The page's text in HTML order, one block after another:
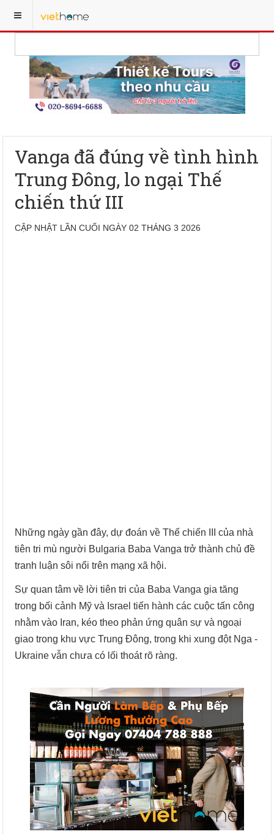
Vanga đã đúng về tình hình
Trung Đông, lo ngại Thế
chiến thứ III
CẬP NHẬT LẦN CUỐI NGÀY 02 THÁNG 3 2026
Những ngày gần đây, dự đoán về Thế chiến III của nhà
tiên tri mù người Bulgaria Baba Vanga trở thành chủ đề
tranh luận sôi nổi trên mạng xã hội.
Sự quan tâm về lời tiên tri của Baba Vanga gia tăng
trong bối cảnh Mỹ và Israel tiến hành các cuộc tấn công
nhằm vào Iran, kéo theo phản ứng quân sự và ngoại
giao trong khu vực Trung Đông, trong khi xung đột Nga -
Ukraine vẫn chưa có lối thoát rõ ràng.